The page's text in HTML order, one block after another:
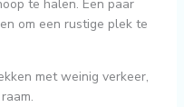
te halen. Een paar
om een rustige plek te
met weinig verkeer,